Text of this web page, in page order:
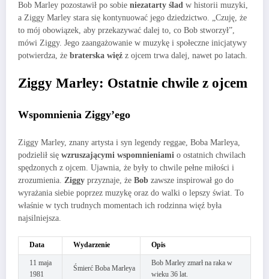
Bob Marley pozostawił po sobie niezatarty ślad w historii muzyki,
a Ziggy Marley stara się kontynuować jego dziedzictwo. „Czuję, że
to mój obowiązek, aby przekazywać dalej to, co Bob stworzył”,
mówi Ziggy. Jego zaangażowanie w muzykę i społeczne inicjatywy
potwierdza, że braterska więź z ojcem trwa dalej, nawet po latach.
Ziggy Marley: Ostatnie chwile z ojcem
Wspomnienia Ziggy’ego
Ziggy Marley, znany artysta i syn legendy reggae, Boba Marleya,
podzielił się wzruszającymi wspomnieniami o ostatnich chwilach
spędzonych z ojcem. Ujawnia, że były to chwile pełne miłości i
zrozumienia. Ziggy przyznaje, że Bob zawsze inspirował go do
wyrażania siebie poprzez muzykę oraz do walki o lepszy świat. To
właśnie w tych trudnych momentach ich rodzinna więź była
najsilniejsza.
Data Wydarzenie Opis
11 maja
1981
Śmierć Boba Marleya
Bob Marley zmarł na raka w
wieku 36 lat.